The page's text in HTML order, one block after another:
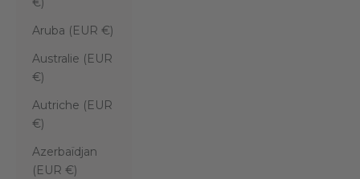
Aruba (EUR €)
Australie (EUR
€)
Autriche (EUR
€)
Azerbaïdjan
(EUR €)